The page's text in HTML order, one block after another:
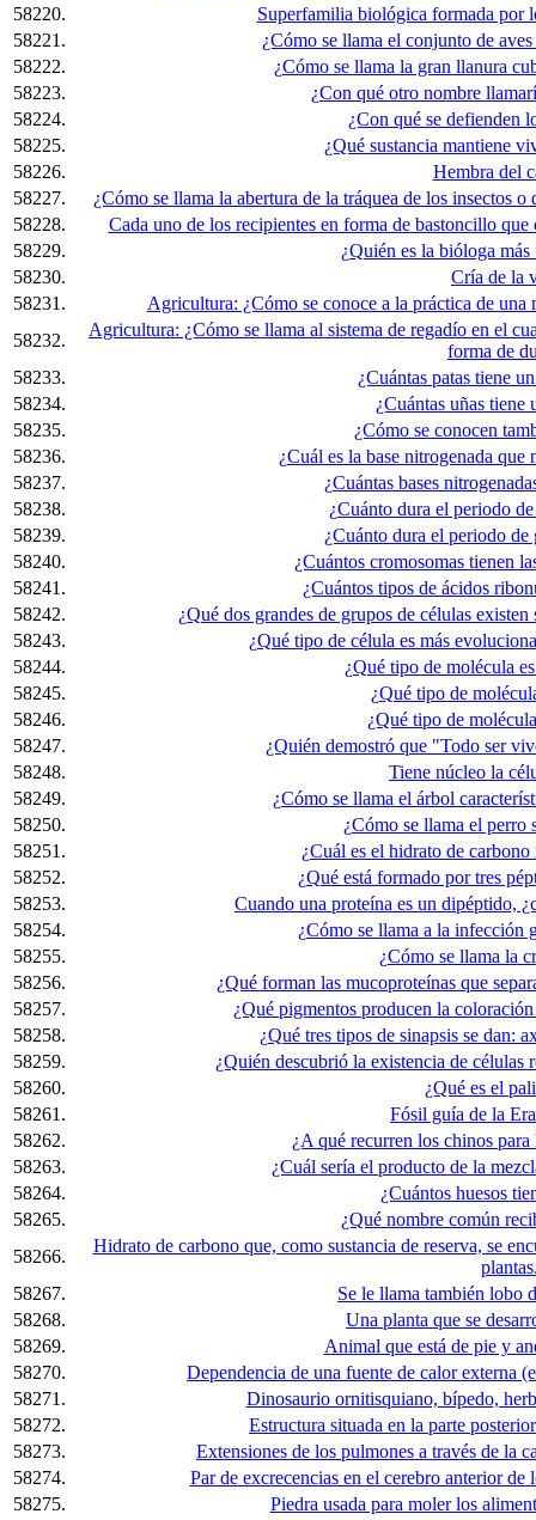
58220.
Superfamilia biológica formada por
58221.
¿Cómo se llama el conjunto de
58222.
¿Cómo se llama la gran llanura
58223.
¿Con qué otro nombre
58224.
¿Con qué se defienden
58225.
¿Qué sustancia mantiene
58226.
Hembra del
58227.
¿Cómo se llama la abertura de la tráquea de los insectos
58228.
Cada uno de los recipientes en forma de bastoncillo
58229.
¿Quién es la bióloga más
58230.
Cría de la
58231.
Agricultura: ¿Cómo se conoce a la práctica de
58232.
Agricultura: ¿Cómo se llama al sistema de regadío en el
forma de
58233.
¿Cuántas patas tiene
58234.
¿Cuántas uñas tiene
58235.
¿Cómo se conocen
58236.
¿Cuál es la base nitrogenada
58237.
¿Cuántas bases
58238.
¿Cuánto dura el periodo
58239.
¿Cuánto dura el periodo de
58240.
¿Cuántos cromosomas tienen
58241.
¿Cuántos tipos de ácidos
58242.
¿Qué dos grandes de grupos de células
58243.
¿Qué tipo de célula es más
58244.
¿Qué tipo de molécula
58245.
¿Qué tipo de
58246.
¿Qué tipo de
58247.
¿Quién demostró que "Todo ser
58248.
Tiene núcleo la
58249.
¿Cómo se llama el árbol
58250.
¿Cómo se llama el perro
58251.
¿Cuál es el hidrato de carbono
58252.
¿Qué está formado por tres
58253.
Cuando una proteína es un dipéptido,
58254.
¿Cómo se llama a la infección
58255.
¿Cómo se llama la
58256.
¿Qué forman las mucoproteínas que
58257.
¿Qué pigmentos producen la
58258.
¿Qué tres tipos de sinapsis se dan:
58259.
¿Quién descubrió la existencia de células
58260.
¿Qué es el
58261.
Fósil guía de la
58262.
¿A qué recurren los chinos
58263.
¿Cuál sería el producto de la
58264.
¿Cuántos huesos
58265.
¿Qué nombre común
58266.
Hidrato de carbono que, como sustancia de reserva, se
58267.
Se le llama también lobo
58268.
Una planta que se
58269.
Animal que está de pie y
58270.
Dependencia de una fuente de calor externa
58271.
Dinosaurio ornitisquiano, bípedo,
58272.
Estructura situada en la parte
58273.
Extensiones de los pulmones a través de la
58274.
Par de excrecencias en el cerebro anterior
58275.
Piedra usada para moler los